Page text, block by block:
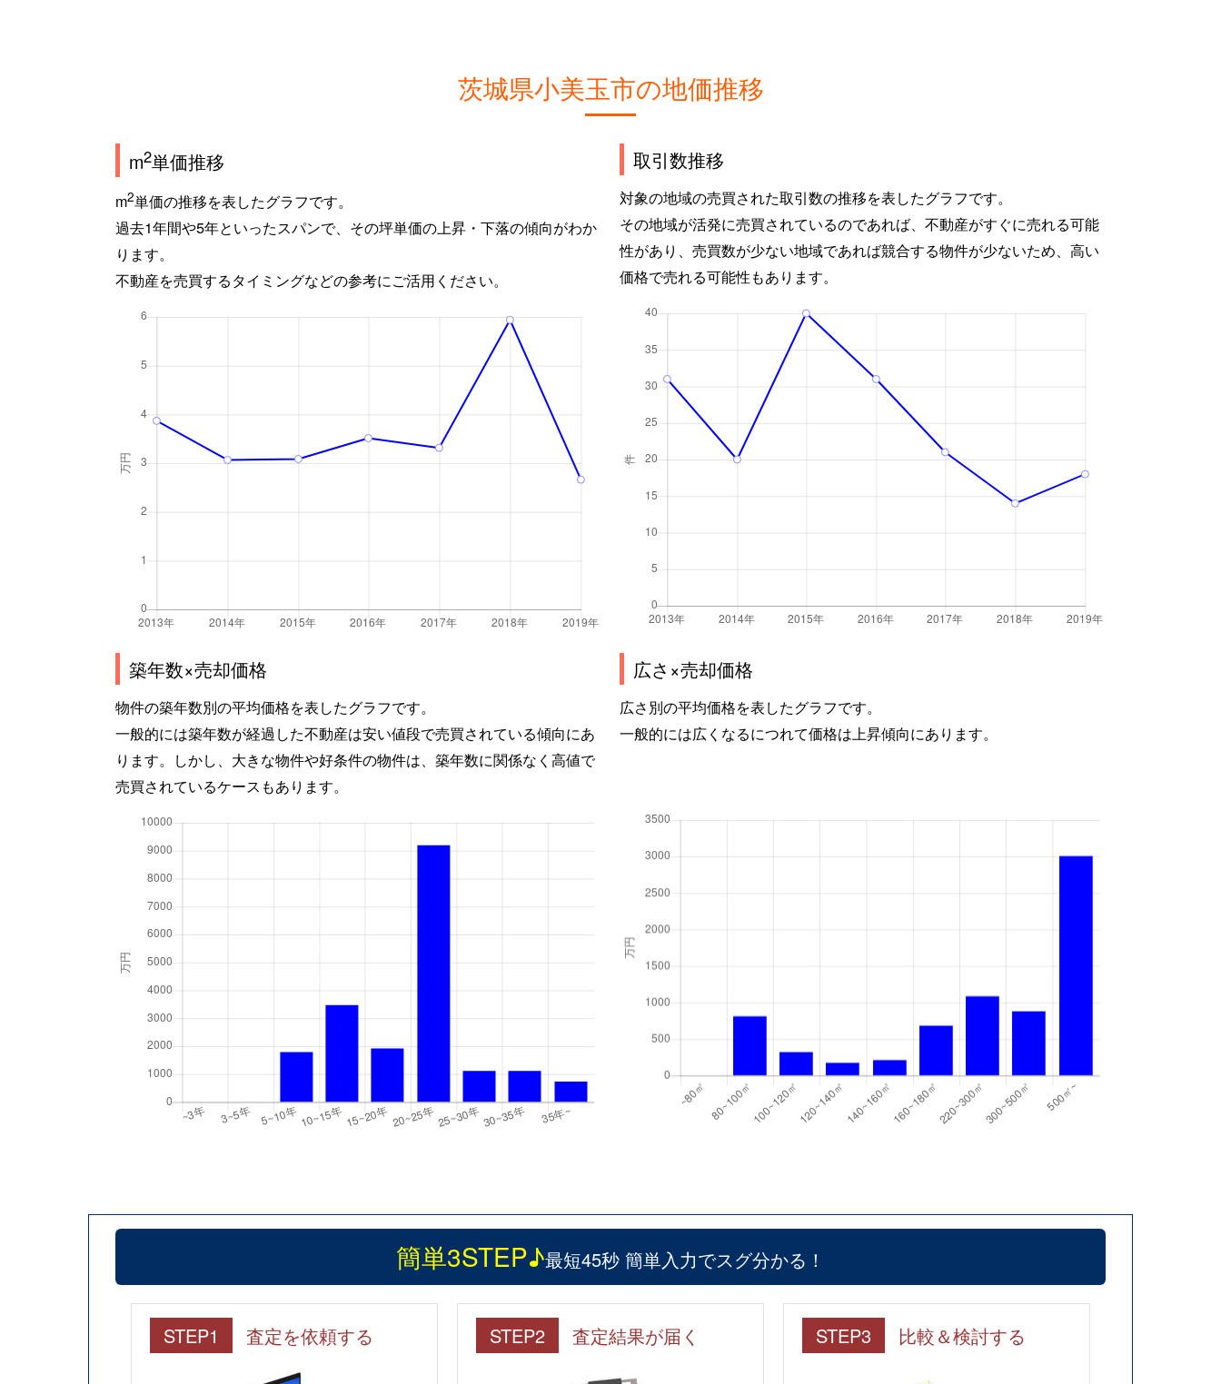
茨城県小美玉市の地価推移
m2単価推移
m2単価の推移を表したグラフです。
過去1年間や5年といったスパンで、その坪単価の上昇・下落の傾向がわか
ります。
不動産を売買するタイミングなどの参考にご活用ください。
取引数推移
対象の地域の売買された取引数の推移を表したグラフです。
その地域が活発に売買されているのであれば、不動産がすぐに売れる可能
性があり、売買数が少ない地域であれば競合する物件が少ないため、高い
価格で売れる可能性もあります。
築年数×売却価格
物件の築年数別の平均価格を表したグラフです。
一般的には築年数が経過した不動産は安い値段で売買されている傾向にあ
ります。しかし、大きな物件や好条件の物件は、築年数に関係なく高値で
売買されているケースもあります。
広さ×売却価格
広さ別の平均価格を表したグラフです。
一般的には広くなるにつれて価格は上昇傾向にあります。
簡単3STEP♪最短45秒 簡単入力でスグ分かる！
STEP1 査定を依頼する STEP2 査定結果が届く STEP3 比較＆検討する